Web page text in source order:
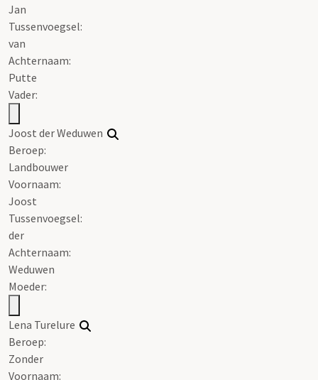
Jan
Tussenvoegsel:
van
Achternaam:
Putte
Vader:
Joost der Weduwen
Beroep:
Landbouwer
Voornaam:
Joost
Tussenvoegsel:
der
Achternaam:
Weduwen
Moeder:
Lena Turelure
Beroep:
Zonder
Voornaam: